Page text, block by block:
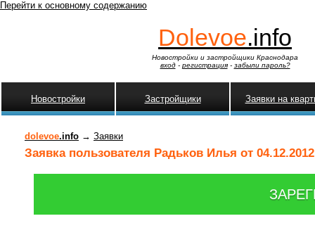
Перейти к основному содержанию
Dolevoe.info
Новостройки и застройщики Краснодара
вход- регистрация- забыли пароль?
Новостройки Застройщики Заявки на
dolevoe.info → Заявки
Заявка пользователя Радьков Илья от 04.12.2012